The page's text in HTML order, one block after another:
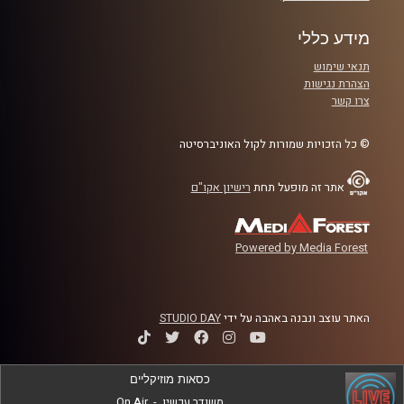
קרדיט תמונות:
מידע כללי
תנאי שימוש
הצהרת נגישות
צרו קשר
© כל הזכויות שמורות לקול האוניברסיטה
אתר זה מופעל תחת רישיון אקו"ם
Powered by Media Forest
האתר עוצב ונבנה באהבה על ידיSTUDIO DAY
כסאות מוזיקליים